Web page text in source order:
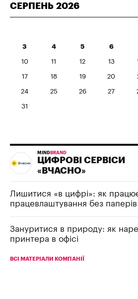
СЕРПЕНЬ 2026
3 4 5 6
10 11 12 13
17 18 19 20
24 25 26 27
31
MIND BRAND
ЦИФРОВІ СЕРВІСИ
«ВЧАСНО»
Лишитися «в цифрі»: як
працевлаштування без паперів
Зануритися в природу: як
принтера в офісі
ВСІ МАТЕРІАЛИ КОМПАНІЇ